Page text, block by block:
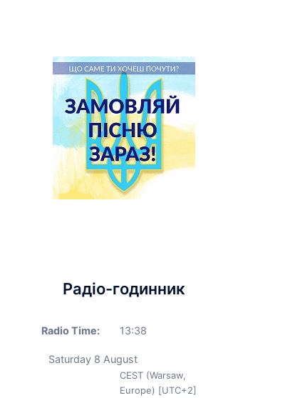
Радіо-годинник
Radio Time: 13:38
Saturday 8 August
CEST (Warsaw,
Europe) [UTC+2]